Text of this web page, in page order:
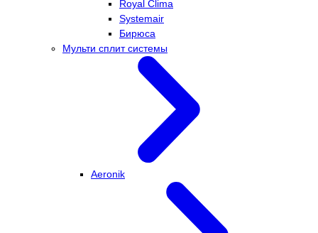
Royal Clima
Systemair
Бирюса
Мульти сплит системы
Aeronik